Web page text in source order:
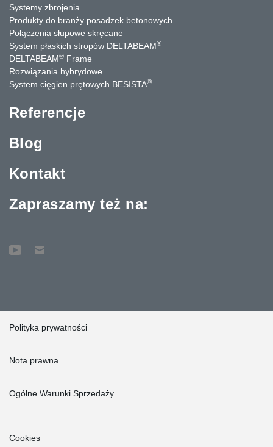
Systemy zbrojenia
Produkty do branży posadzek betonowych
Połączenia słupowe skręcane
System płaskich stropów DELTABEAM®
DELTABEAM® Frame
Rozwiązania hybrydowe
System cięgien prętowych BESISTA®
Referencje
Blog
Kontakt
Zapraszamy też na:
Polityka prywatności
Nota prawna
Ogólne Warunki Sprzedaży
Cookies